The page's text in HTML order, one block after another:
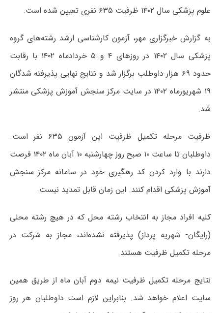
علوم پزشکی سال ۱۴۰۲ ظرفیت ۶۳۵ نفری تعیین شده است.
به گزارش خبرگزاری مهر، آزمون کارشناسی ارشد رشته‌های گروه
پزشکی سال ۱۴۰۲ در روزهای ۴ و ۵ خردادماه ۱۴۰۲ با رقابت
حدود ۶۹ هزار داوطلب برگزار شد و نتایج نهایی پذیرفته شدگان
۱۹ شهریورماه ۱۴۰۲ در سایت مرکز سنجش آموزش پزشکی منتشر
شد.
ظرفیت مرحله تکمیل ظرفیت این آزمون ۶۳۵ نفر است.
داوطلبان تا ساعت ۱۰ صبح روز چهارشنبه ۱۰ آبان ماه ۱۴۰۲ فرصت
دارند با وارد کردن کد رهگیری خود در سامانه مرکز سنجش
آموزش پزشکی اقدام کنند. این زمان قابل تمدید نیست.
کلیه افراد مجاز به انتخاب رشته محل که در هیچ رشته محلی
(رایگان- شهریه پرداز) پذیرفته نشده‌اند، مجاز به شرکت در
مرحله تکمیل ظرفیت هستند.
نتایج مرحله تکمیل ظرفیت نیمه دوم آبان ماه از طریق همین
سایت اعلام خواهد شد. بنابراین لازم است داوطلبان هر روز